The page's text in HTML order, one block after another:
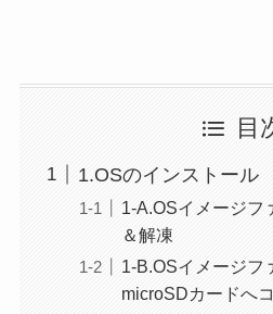
目
1.OSのインストール
1-A.OSイメージフ
＆解凍
1-B.OSイメージフ
microSDカードへ